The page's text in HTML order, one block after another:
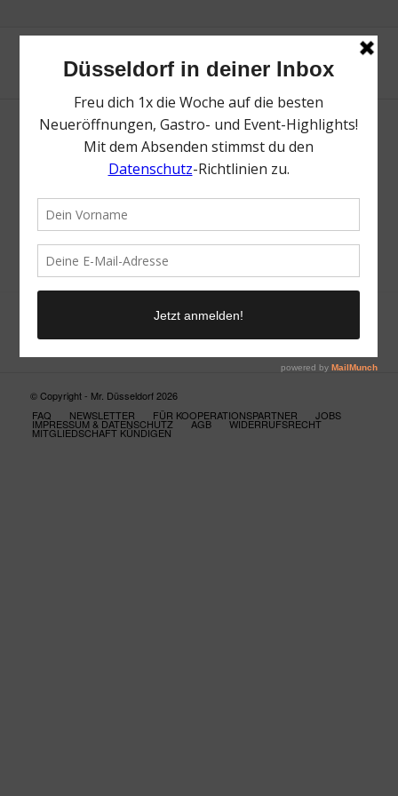
Neue Suche
Suchergebnis nicht zufriedenstellend? Versuche es mal mit
einem Wortteil oder einer anderen Schreibweise.
© Copyright - Mr. Düsseldorf 2026
FAQ
NEWSLETTER FÜR KOOPERATIONSPARTNER JOBS
IMPRESSUM & DATENSCHUTZ AGB WIDERRUFSRECHT
MITGLIEDSCHAFT KÜNDIGEN